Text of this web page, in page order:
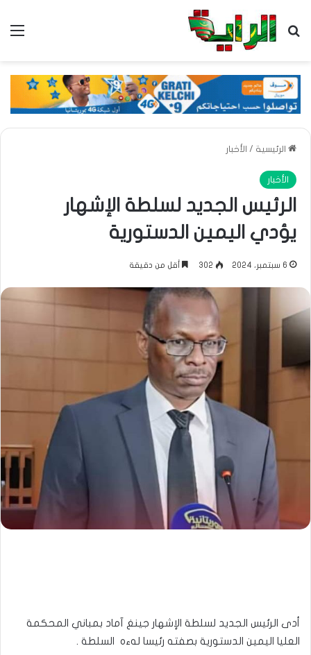
بحث عن
الرئيسية / الأخبار
الأخبار
الرئيس الجديد لسلطة الإشهار
يؤدي اليمين الدستورية
6 سبتمبر، 2024 302 أقل من دقيقة
أدى الرئيس الجديد لسلطة الإشهار جينغ آماد بمباني المحكمة
العليا اليمين الدستورية بصفته رئيسا لهءه السلطة .